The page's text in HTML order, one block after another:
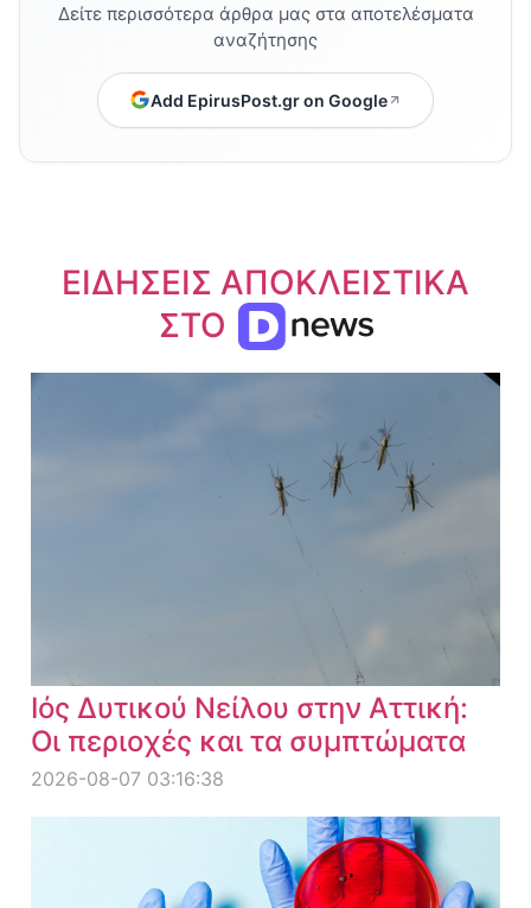
Δείτε περισσότερα άρθρα μας στα αποτελέσματα
αναζήτησης
Add EpirusPost.gr on Google
ΕΙΔΗΣΕΙΣ ΑΠΟΚΛΕΙΣΤΙΚΑ
ΣΤΟ
Ιός Δυτικού Νείλου στην Αττική:
Οι περιοχές και τα συμπτώματα
2026-08-07 03:16:38